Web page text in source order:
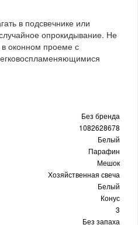
в подсвечнике или
опрокидывание. Не
в оконном проеме с
Без бренда
1082628678
Белый
Парафин
Мешок
Хозяйственная свеча
Белый
Конус
3
Без запаха